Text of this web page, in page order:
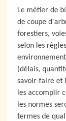
Le métier de
de coupe
forestiers,
selon les
(délais,
savoir-faire et
les accomplir
les normes
termes de